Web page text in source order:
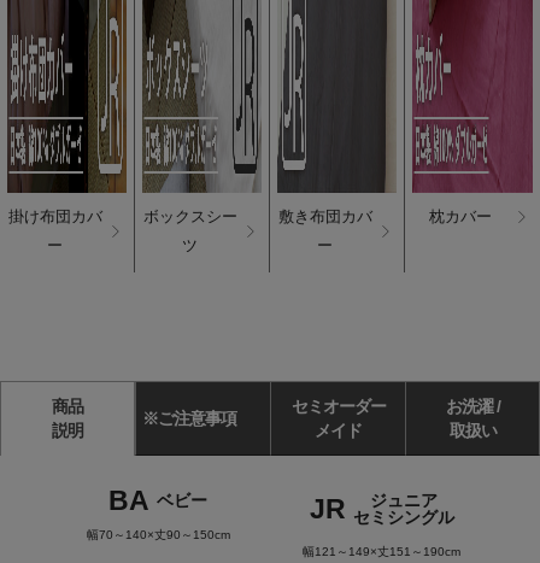
掛け布団カバ
ー
ボックスシー
ツ
敷き布団カバ
ー
枕カバー
商品
説明
※ご注意事項
セミオーダー
メイド
お洗濯 /
取扱い
BA ベビー
幅70～140×丈90～150cm
JR
ジュニア
セミシングル
幅121～149×丈151～190cm